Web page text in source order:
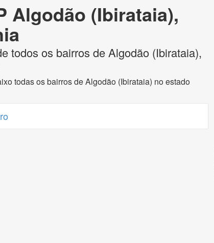
Algodão (Ibirataia),
todos os bairros de Algodão (Ibirataia),
todas os bairros de Algodão (Ibirataia) no estado